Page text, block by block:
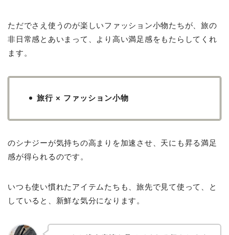
ただでさえ使うのが楽しいファッション小物たちが、旅の
非日常感とあいまって、より高い満足感をもたらしてくれ
ます。
旅行 × ファッション小物
のシナジーが気持ちの高まりを加速させ、天にも昇る満足
感が得られるのです。
いつも使い慣れたアイテムたちも、旅先で見て使って、と
していると、新鮮な気分になります。